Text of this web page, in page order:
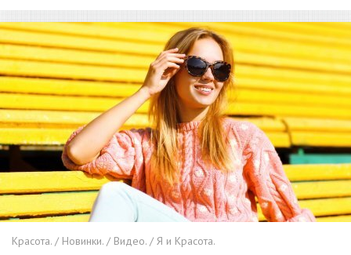
Красота. / Новинки. / Видео. / Я и Красота.